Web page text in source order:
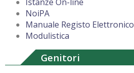
NoiPA
Manuale Registo Elettronico
Modulistica
Genitori